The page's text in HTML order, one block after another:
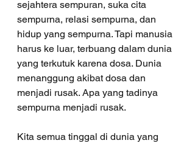
sejahtera sempuran, suka cita
sempurna, relasi sempurna, dan
hidup yang sempurna. Tapi manusia
harus ke luar, terbuang dalam dunia
yang terkutuk karena dosa. Dunia
menanggung akibat dosa dan
menjadi rusak. Apa yang tadinya
sempurna menjadi rusak.
Kita semua tinggal di dunia yang